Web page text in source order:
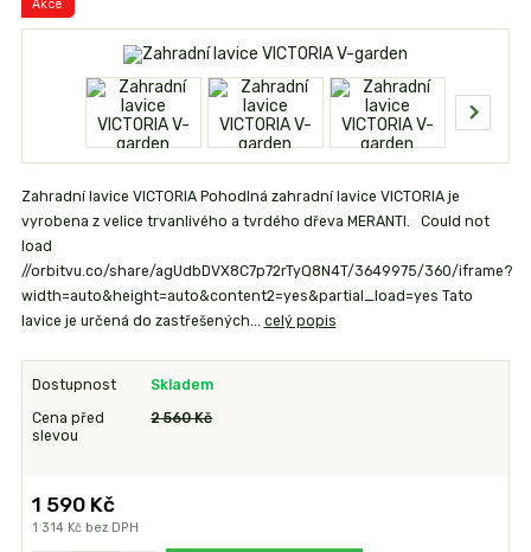
Akce
Zahradní lavice VICTORIA Pohodlná zahradní lavice VICTORIA je
vyrobena z velice trvanlivého a tvrdého dřeva MERANTI. Could not
load
//orbitvu.co/share/agUdbDVX8C7p72rTyQ8N4T/3649975/360/iframe?
width=auto&height=auto&content2=yes&partial_load=yes Tato
lavice je určená do zastřešených... celý popis
Dostupnost Skladem
Cena před
slevou
2 560 Kč
1 590 Kč
1 314 Kč bez DPH